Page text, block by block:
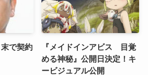
で契約
『メイドインアビス 目覚
める神秘』公開日決定！キ
ービジュアル公開